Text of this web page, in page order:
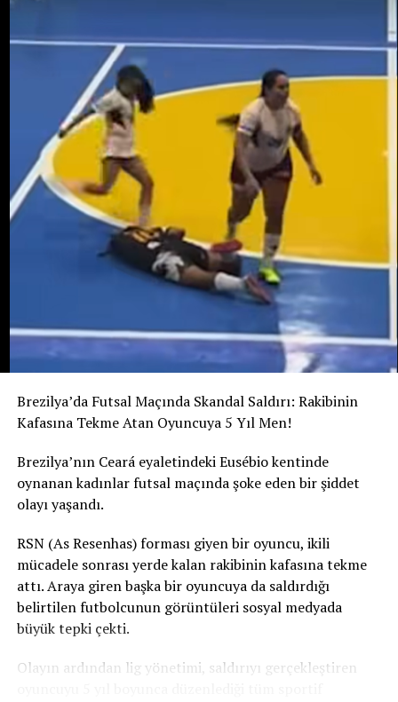
bebeği almak amacıyla işlenmiş olabileceği ihtimali
araştırılıyor. Ancak bunun henüz kanıtlanmış bir sonuç
değil, soruşturma kapsamında değerlendirilen bir ihtimal
olduğu belirtiliyor.
Ailenin açıklamasına göre Potosi bir kız çocuğu
bekliyordu. 12 Ağustos’ta dünyaya gelmesi beklenen
bebeğe “Alahia” adı verilmişti.
Maria Potosi toprağa verilirken soruşturmanın en
önemli sorusu hâlâ yanıt bekliyor: Alahia nerede ve
Brezilya’da Futsal Maçında Skandal Saldırı: Rakibinin
Kafasına Tekme Atan Oyuncuya 5 Yıl Men!
Brezilya’nın Ceará eyaletindeki Eusébio kentinde
oynanan kadınlar futsal maçında şoke eden bir şiddet
olayı yaşandı.
RSN (As Resenhas) forması giyen bir oyuncu, ikili
mücadele sonrası yerde kalan rakibinin kafasına tekme
attı. Araya giren başka bir oyuncuya da saldırdığı
belirtilen futbolcunun görüntüleri sosyal medyada
büyük tepki çekti.
Olayın ardından lig yönetimi, saldırıyı gerçekleştiren